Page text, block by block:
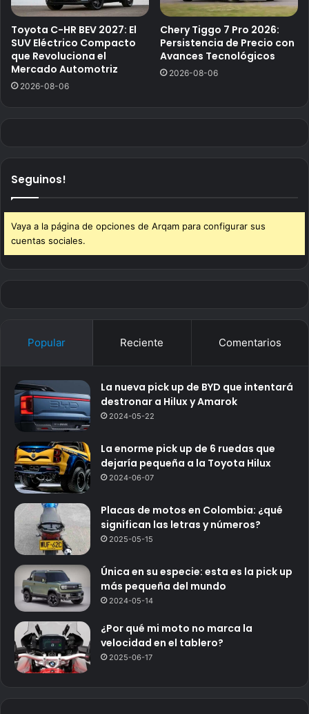
Toyota C-HR BEV 2027: El
SUV Eléctrico Compacto
que Revoluciona el
Mercado Automotriz
2026-08-06
Chery Tiggo 7 Pro 2026:
Persistencia de Precio con
Avances Tecnológicos
2026-08-06
Seguinos!
Vaya a la página de opciones de Arqam para configurar sus
cuentas sociales.
Popular Reciente Comentarios
La nueva pick up de BYD que intentará
destronar a Hilux y Amarok
2024-05-22
La enorme pick up de 6 ruedas que
dejaría pequeña a la Toyota Hilux
2024-06-07
Placas de motos en Colombia: ¿qué
significan las letras y números?
2025-05-15
Única en su especie: esta es la pick up
más pequeña del mundo
2024-05-14
¿Por qué mi moto no marca la
velocidad en el tablero?
2025-06-17